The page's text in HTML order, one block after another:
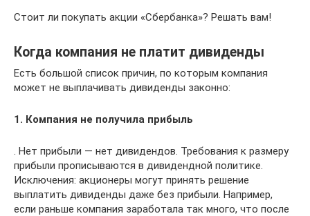
Стоит ли покупать акции «Сбербанка»? Решать вам!
Когда компания не платит дивиденды
Есть большой список причин, по которым компания
может не выплачивать дивиденды законно:
1. Компания не получила прибыль
. Нет прибыли — нет дивидендов. Требования к размеру
прибыли прописываются в дивидендной политике.
Исключения: акционеры могут принять решение
выплатить дивиденды даже без прибыли. Например,
если раньше компания заработала так много, что после